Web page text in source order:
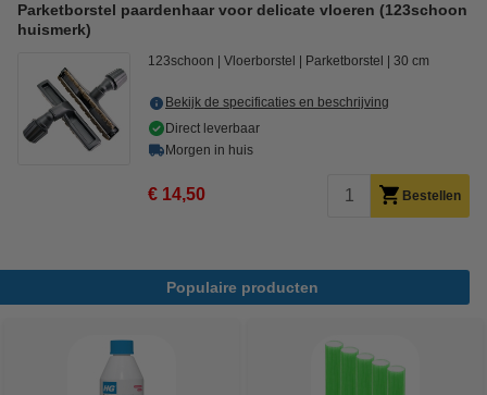
Parketborstel paardenhaar voor delicate vloeren (123schoon
huismerk)
123schoon Vloerborstel Parketborstel 30 cm
Bekijk de specificaties en beschrijving
Direct leverbaar
Morgen in huis
€ 14,50 Bestellen
Populaire producten